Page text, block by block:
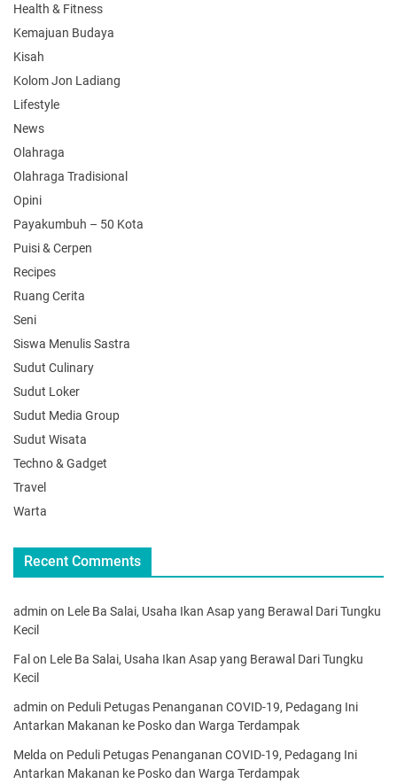
Health & Fitness
Kemajuan Budaya
Kisah
Kolom Jon Ladiang
Lifestyle
News
Olahraga
Olahraga Tradisional
Opini
Payakumbuh – 50 Kota
Puisi & Cerpen
Recipes
Ruang Cerita
Seni
Siswa Menulis Sastra
Sudut Culinary
Sudut Loker
Sudut Media Group
Sudut Wisata
Techno & Gadget
Travel
Warta
Recent Comments
admin on Lele Ba Salai, Usaha Ikan Asap yang Berawal Dari Tungku
Kecil
Fal on Lele Ba Salai, Usaha Ikan Asap yang Berawal Dari Tungku
Kecil
admin on Peduli Petugas Penanganan COVID-19, Pedagang Ini
Antarkan Makanan ke Posko dan Warga Terdampak
Melda on Peduli Petugas Penanganan COVID-19, Pedagang Ini
Antarkan Makanan ke Posko dan Warga Terdampak